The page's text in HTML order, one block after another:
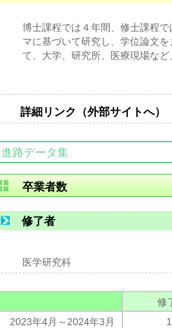
博士課程では４年間、修士課程
マに基づいて研究し、学位論文
て、大学、研究所、医療現場など
詳細リンク（外部サイトへ）
進路データ集
卒業者数
修了者
医学研究科
修
2023年4月～2024年3月